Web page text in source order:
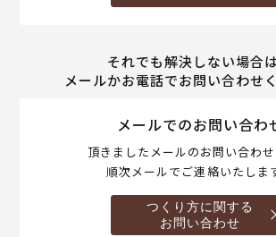
それでも解決しない場合は
メールかお電話でお問い合わせ
メールでのお問い合わ
頂きましたメールのお問い合わせ
順次メールでご連絡いたしま
つくり方に関する
お問い合わせ